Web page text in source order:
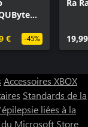
€ -45%
Ra
Accessoires XBOX
Standards de la
liées à la
Microsoft Store